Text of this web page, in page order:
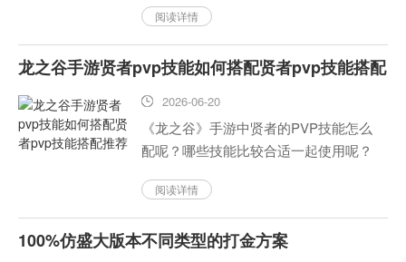
阅读详情
龙之谷手游贤者pvp技能如何搭配贤者pvp技能搭配
推荐
2026-06-20
《龙之谷》手游中贤者的PVP技能怎么
配呢？哪些技能比较合适一起使用呢？
家们有所帮助！...
阅读详情
100%仿盛大版本不同类型的打金方案